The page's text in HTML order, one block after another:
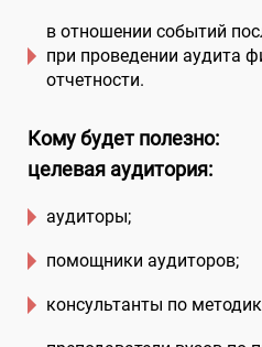
в отношении событий
при проведении аудита
отчетности.
Кому будет полезно:
целевая аудитория:
аудиторы;
помощники аудиторов;
консультанты по